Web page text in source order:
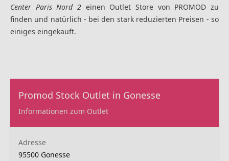
Center Paris Nord 2einen Outlet Store von PROMOD zu
finden und natürlich - bei den stark reduzierten Preisen - so
einiges eingekauft.
Promod Stock Outlet in Gonesse
Informationen zum Outlet
Adresse
95500 Gonesse